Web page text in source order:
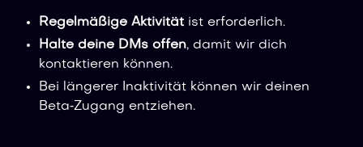
Regelmäßige Aktivität ist erforderlich.
Halte deine DMs offen, damit wir dich
kontaktieren können.
Bei längerer Inaktivität können wir deinen
Beta‑Zugang entziehen.